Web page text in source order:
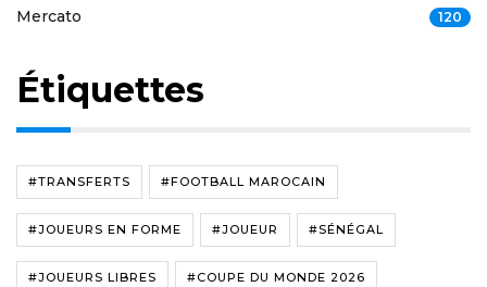
Mercato 120
Étiquettes
#TRANSFERTS #FOOTBALL MAROCAIN
#JOUEURS EN FORME #JOUEUR #SÉNÉGAL
#JOUEURS LIBRES #COUPE DU MONDE 2026